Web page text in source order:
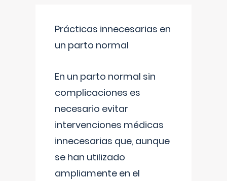
Prácticas innecesarias en
un parto normal
En un parto normal sin
complicaciones es
necesario evitar
intervenciones médicas
innecesarias que, aunque
se han utilizado
ampliamente en el